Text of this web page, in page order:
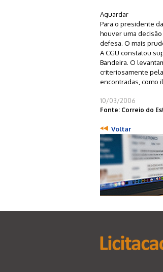
Aguardar
Para o presidente
houver uma
defesa. O mais
A CGU constatou
Bandeira. O
criteriosamente
encontradas, como
10/03/2006
Fonte: Correio do
Voltar